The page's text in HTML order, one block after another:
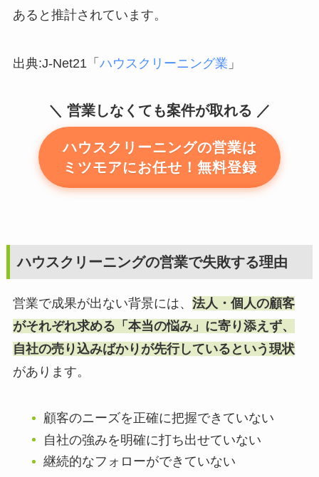
あると推計されています。
出典:J-Net21「 ハウスクリーニング業 」
営業しなくても案件が取れる
ハウスクリーニングの営業は
ミツモアにお任せ！無料登録
ハウスクリーニングの営業で失敗する理由
営業で成果が出ない背景には、 法人・個人の顧客
がそれぞれ求める「本当の悩み」に寄り添えず、
自社の売り込みばかりが先行しているという現状
があります。
顧客のニーズを正確に把握できていない
自社の強みを明確に打ち出せていない
継続的なフォローができていない